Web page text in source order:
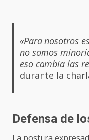
«Para nosotros
no somos
eso cambia las
durante la
Defensa de
La postura